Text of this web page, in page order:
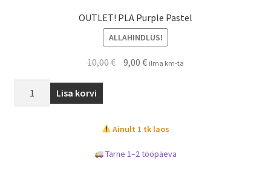
OUTLET! PLA Purple Pastel
ALLAHINDLUS!
10,00€ 9,00 € ilma km-ta
Lisa korvi
Ainult 1 tk laos
Tarne 1–2 tööpäeva